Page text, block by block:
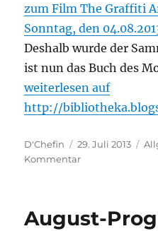
zum Film The Graffiti
Sonntag, den
Deshalb wurde der
ist nun das Buch des
weiterlesen auf
http://
Autor
D'Chefin
Veröffentlicht
am
29. Juli 2013
Kommentarzu
August-